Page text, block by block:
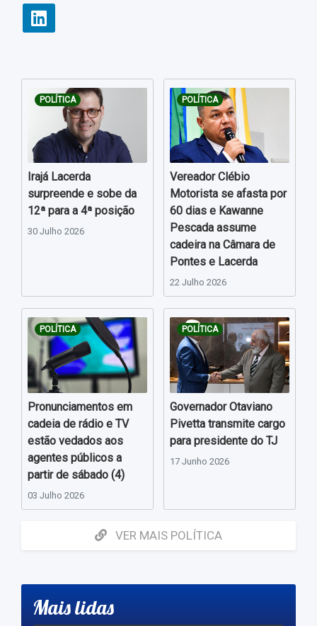
POLÍTICA
Irajá Lacerda
surpreende e sobe da
12ª para a 4ª posição
30 Julho 2026
POLÍTICA
Vereador Clébio
Motorista se afasta por
60 dias e Kawanne
Pescada assume
cadeira na Câmara de
Pontes e Lacerda
22 Julho 2026
POLÍTICA
Pronunciamentos em
cadeia de rádio e TV
estão vedados aos
agentes públicos a
partir de sábado (4)
03 Julho 2026
POLÍTICA
Governador Otaviano
Pivetta transmite cargo
para presidente do TJ
17 Junho 2026
VER MAIS POLÍTICA
Mais lidas